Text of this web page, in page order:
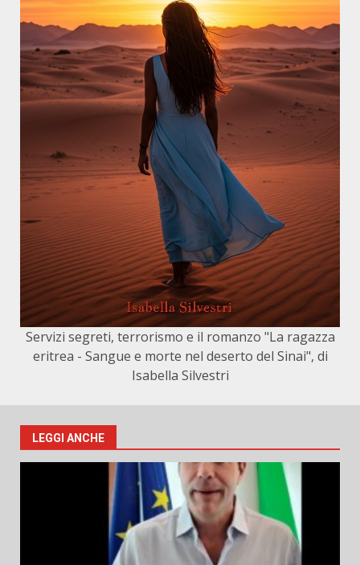
Servizi segreti, terrorismo e il romanzo "La ragazza
eritrea - Sangue e morte nel deserto del Sinai", di
Isabella Silvestri
LEGGI ANCHE